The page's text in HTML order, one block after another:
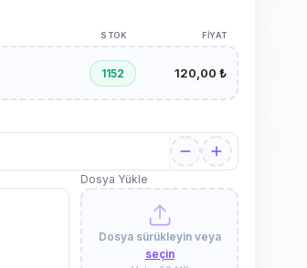
STOK FIYAT
1152 120,00 ₺
Dosya Yükle
Dosya sürükleyin veya
seçin